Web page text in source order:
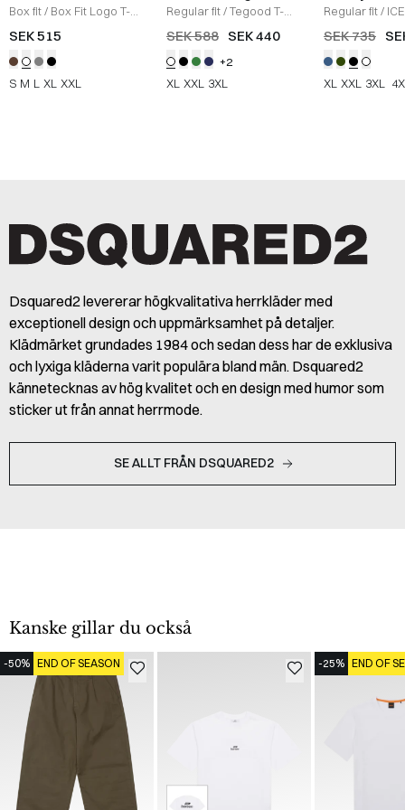
Box fit/ Box Fit Logo T-
shirt /WHITE
SEK 515
S M L XL XXL
Regular fit/Tegood T-
Shirt /HVID
SEK 588 SEK 440
+2
XL XXL 3XL
Regular fit/ ICE
Sweatshirt
/
SEK 735
XL XXL 3XL
Dsquared2 levererar högkvalitativa herrkläder med
exceptionell design och uppmärksamhet på detaljer.
Klädmärket grundades 1984 och sedan dess har de exklusiva
och lyxiga kläderna varit populära bland män. Dsquared2
kännetecknas av hög kvalitet och en design med humor som
sticker ut från annat herrmode.
SE ALLT FRÅN DSQUARED2
Kanske gillar du också
-50% END OF SEASON -25% END OF